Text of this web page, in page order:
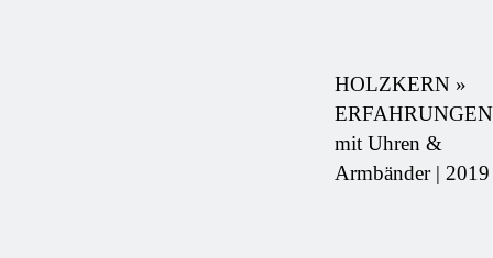
HOLZKERN »
ERFAHRUNGEN
mit Uhren &
Armbänder | 2019